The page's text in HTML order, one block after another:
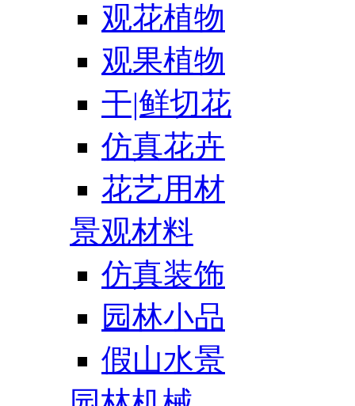
观花植物
观果植物
干|鲜切花
仿真花卉
花艺用材
景观材料
仿真装饰
园林小品
假山水景